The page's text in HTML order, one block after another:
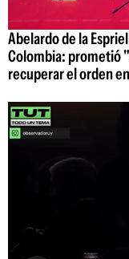
Abelardo de la
Colombia: prometió
recuperar el orden